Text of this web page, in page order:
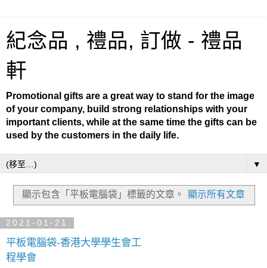
紀念品 , 禮品, 訂做 - 禮品
軒
Promotional gifts are a great way to stand for the image
of your company, build strong relationships with your
important clients, while at the same time the gifts can be
used by the customers in the daily life.
▼
顯示包含「平板電腦袋」 標籤的文章。 顯示所有文章
2021-01-21
平板電腦袋-香港大學學生會工
程學會